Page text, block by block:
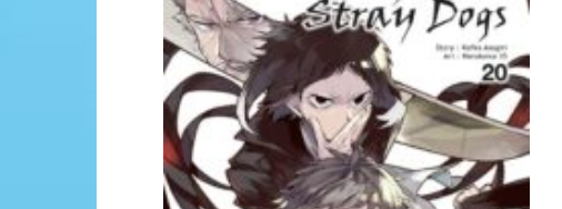
Ajouter
à la
wishlist